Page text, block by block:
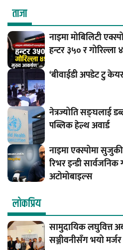
ताजा
नाइमा मोबिलिटी
हन्टर ३५० र
‘बीवाईडी अपडेट टु
नेत्रज्योति सङ्घलाई
पब्लिक हेल्थ अवार्ड
नाइमा एक्स्पोमा
रिभर इन्डी सार्वजनिक
अटोमोबाइल्स
लाेकप्रिय
सामुदायिक लघुवित्त
सञ्जीवनीसँग भयो